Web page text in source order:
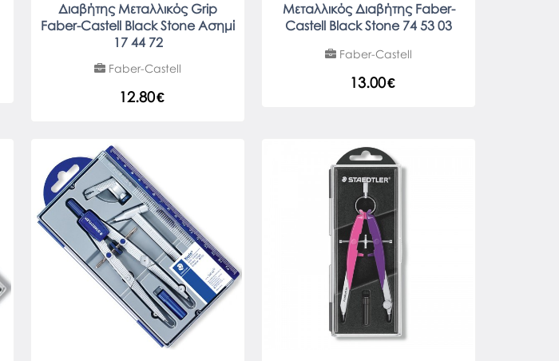
Διαβήτης Μεταλλικός Grip
Faber-Castell Black Stone Ασημί
17 44 72
Faber-Castell
12.80€
Μεταλλικός Διαβήτης Faber-
Castell Black Stone 74 53 03
Faber-Castell
13.00€